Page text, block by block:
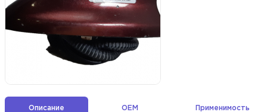
Описание OEM Применимость